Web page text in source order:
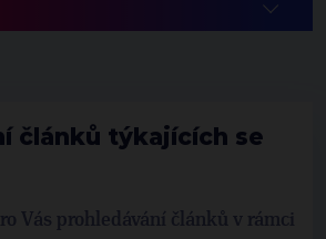
článků týkajících se
Vás prohledávání článků v rámci